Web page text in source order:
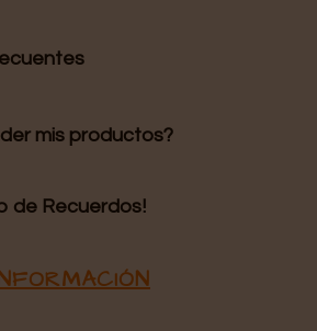
mis productos?
de Recuerdos!